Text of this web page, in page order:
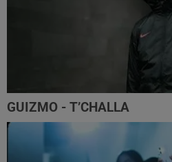
GUIZMO - T’CHALLA